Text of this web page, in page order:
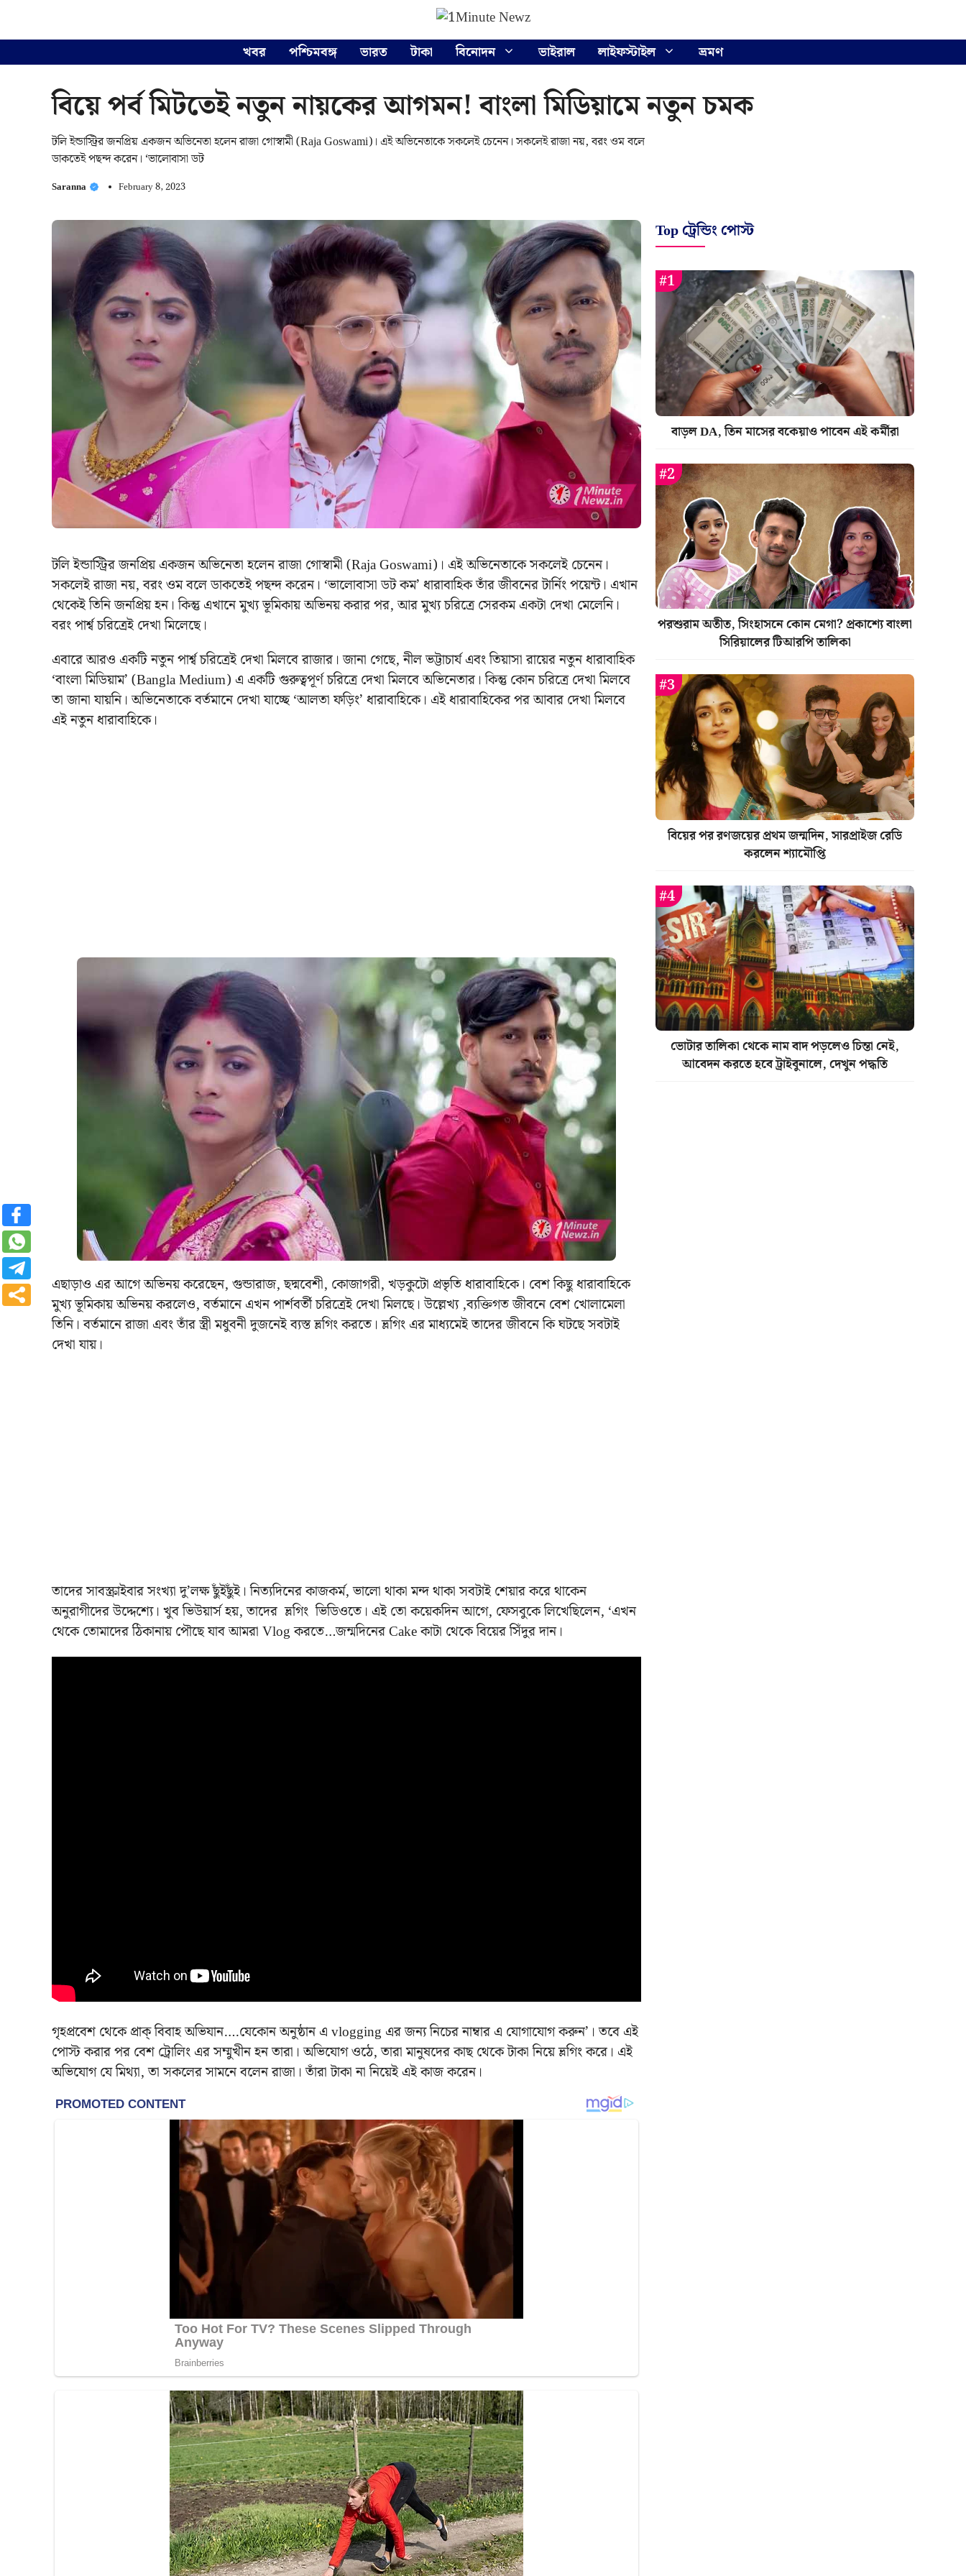
খবর পশ্চিমবঙ্গ ভারত টাকা বিনোদন ভাইরাল লাইফস্টাইল ভ্রমণ
বিয়ে পর্ব মিটতেই নতুন নায়কের আগমন! বাংলা মিডিয়ামে নতুন চমক
টলি ইন্ডাস্ট্রির জনপ্রিয় একজন অভিনেতা হলেন রাজা গোস্বামী (Raja Goswami)। এই অভিনেতাকে সকলেই চেনেন। সকলেই রাজা নয়, বরং ওম বলে
ডাকতেই পছন্দ করেন। ‘ভালোবাসা ডট
Saranna February 8, 2023
টলি ইন্ডাস্ট্রির জনপ্রিয় একজন অভিনেতা হলেন রাজা গোস্বামী (Raja Goswami)। এই অভিনেতাকে সকলেই চেনেন।
সকলেই রাজা নয়, বরং ওম বলে ডাকতেই পছন্দ করেন। ‘ভালোবাসা ডট কম’ ধারাবাহিক তাঁর জীবনের টার্নিং পয়েন্ট। এখান
থেকেই তিনি জনপ্রিয় হন। কিন্তু এখানে মুখ্য ভূমিকায় অভিনয় করার পর, আর মুখ্য চরিত্রে সেরকম একটা দেখা মেলেনি।
বরং পার্শ্ব চরিত্রেই দেখা মিলেছে।
এবারে আরও একটি নতুন পার্শ্ব চরিত্রেই দেখা মিলবে রাজার। জানা গেছে, নীল ভট্টাচার্য এবং তিয়াসা রায়ের নতুন ধারাবাহিক
‘বাংলা মিডিয়াম’ (Bangla Medium) এ একটি গুরুত্বপূর্ণ চরিত্রে দেখা মিলবে অভিনেতার। কিন্তু কোন চরিত্রে দেখা মিলবে
তা জানা যায়নি। অভিনেতাকে বর্তমানে দেখা যাচ্ছে ‘আলতা ফড়িং’ ধারাবাহিকে। এই ধারাবাহিকের পর আবার দেখা মিলবে
এই নতুন ধারাবাহিকে।
এছাড়াও এর আগে অভিনয় করেছেন, গুন্ডারাজ, ছদ্মবেশী, কোজাগরী, খড়কুটো প্রভৃতি ধারাবাহিকে। বেশ কিছু ধারাবাহিকে
মুখ্য ভূমিকায় অভিনয় করলেও, বর্তমানে এখন পার্শবর্তী চরিত্রেই দেখা মিলছে। উল্লেখ্য ,ব্যক্তিগত জীবনে বেশ খোলামেলা
তিনি। বর্তমানে রাজা এবং তাঁর স্ত্রী মধুবনী দুজনেই ব্যস্ত ভ্লগিং করতে। ভ্লগিং এর মাধ্যমেই তাদের জীবনে কি ঘটছে সবটাই
দেখা যায়।
তাদের সাবস্ক্রাইবার সংখ্যা দু’লক্ষ ছুঁইছুঁই। নিত্যদিনের কাজকর্ম, ভালো থাকা মন্দ থাকা সবটাই শেয়ার করে থাকেন
অনুরাগীদের উদ্দেশ্যে। খুব ভিউয়ার্স হয়, তাদের ভ্লগিং ভিডিওতে। এই তো কয়েকদিন আগে, ফেসবুকে লিখেছিলেন, ‘এখন
থেকে তোমাদের ঠিকানায় পৌছে যাব আমরা Vlog করতে…জন্মদিনের Cake কাটা থেকে বিয়ের সিঁদুর দান।
গৃহপ্রবেশ থেকে প্রাক্ বিবাহ অভিযান….যেকোন অনুষ্ঠান এ vlogging এর জন্য নিচের নাম্বার এ যোগাযোগ করুন’। তবে এই
পোস্ট করার পর বেশ ট্রোলিং এর সম্মুখীন হন তারা। অভিযোগ ওঠে, তারা মানুষদের কাছ থেকে টাকা নিয়ে ভ্লগিং করে। এই
অভিযোগ যে মিথ্যা, তা সকলের সামনে বলেন রাজা। তাঁরা টাকা না নিয়েই এই কাজ করেন।
Top ট্রেন্ডিং পোস্ট
বাড়ল DA, তিন মাসের বকেয়াও পাবেন এই কর্মীরা
পরশুরাম অতীত, সিংহাসনে কোন মেগা? প্রকাশ্যে বাংলা
সিরিয়ালের টিআরপি তালিকা
বিয়ের পর রণজয়ের প্রথম জন্মদিন, সারপ্রাইজ রেডি
করলেন শ্যামৌপ্তি
ভোটার তালিকা থেকে নাম বাদ পড়লেও চিন্তা নেই,
আবেদন করতে হবে ট্রাইবুনালে, দেখুন পদ্ধতি